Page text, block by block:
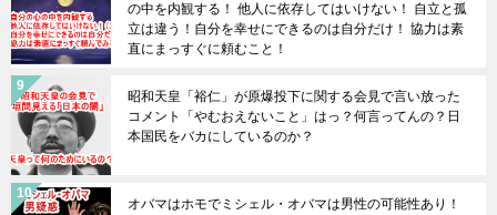
の中を内観する！ 他人に依存してはいけない！ 自立と孤
立は違う！自分を幸せにできるのは自分だけ！ 協力は素
直にまっすぐに頼むこと！
昭和天皇「裕仁」が原爆投下に関する会見で言い放った
コメント「やむおえないこと」はっ？何言ってんの？日
本国民をバカにしているのか？
オバマはホモでミシェル・オバマは男性の可能性あり！